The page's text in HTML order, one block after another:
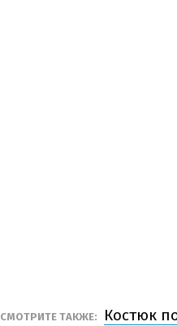
СМОТРИТЕ ТАКЖЕ:
Костюк